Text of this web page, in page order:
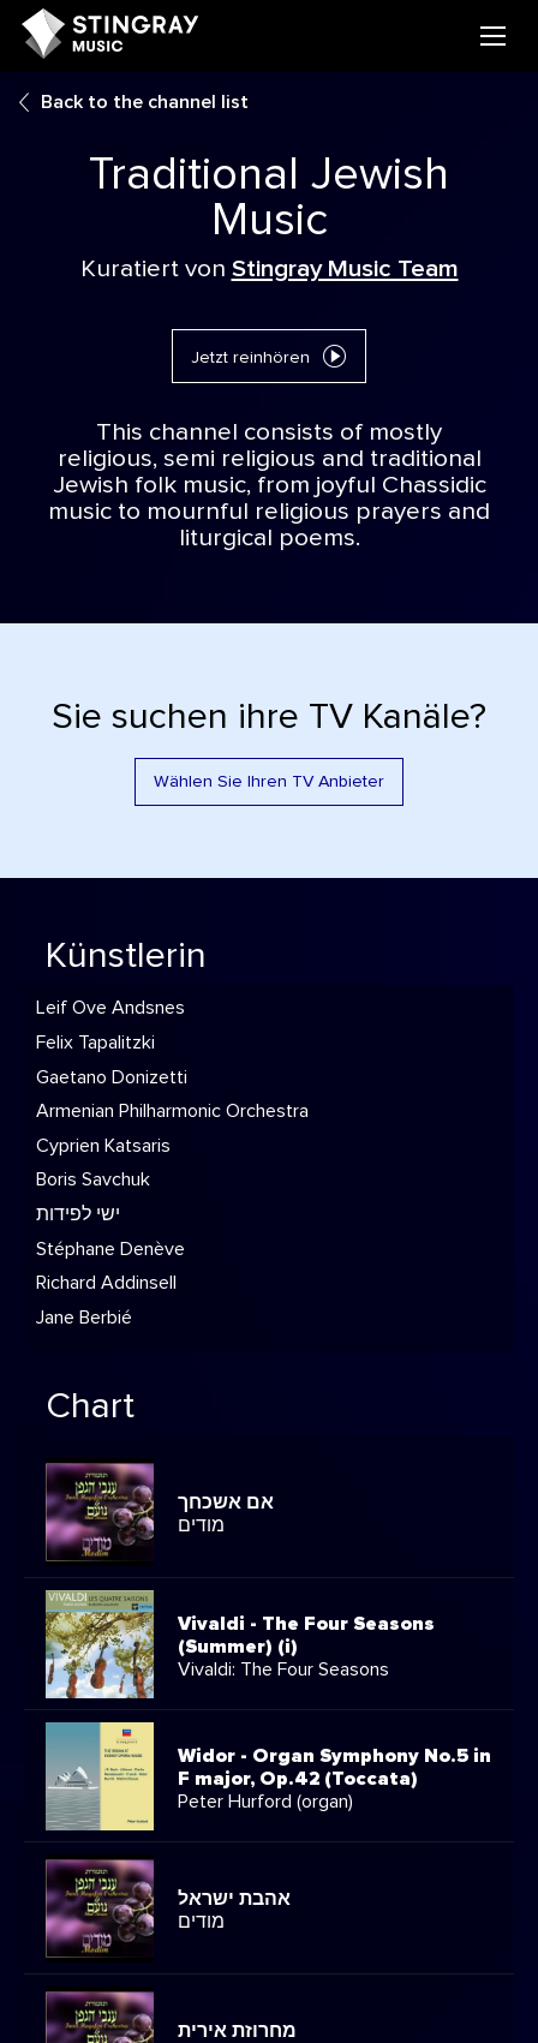
Back to the channel list
Traditional Jewish
Music
Kuratiert von Stingray Music Team
Jetzt reinhören
This channel consists of mostly
religious, semi religious and traditional
Jewish folk music, from joyful Chassidic
music to mournful religious prayers and
liturgical poems.
Sie suchen ihre TV Kanäle?
Wählen Sie Ihren TV Anbieter
Künstlerin
Leif Ove Andsnes
Felix Tapalitzki
Gaetano Donizetti
Armenian Philharmonic Orchestra
Cyprien Katsaris
Boris Savchuk
ישי לפידות
Stéphane Denève
Richard Addinsell
Jane Berbié
Chart
אם אשכחך
מודים
Vivaldi - The Four Seasons
(Summer) (i)
Vivaldi: The Four Seasons
Widor - Organ Symphony No.5 in
F major, Op.42 (Toccata)
Peter Hurford (organ)
אהבת ישראל
מודים
מחרוזת אירית